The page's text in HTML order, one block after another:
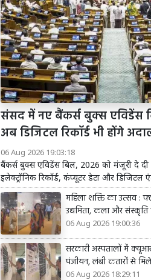
संसद में नए बैंकर्स बुक्स एविडेंस
अब डिजिटल रिकॉर्ड भी होंगे
06 Aug 2026 19:03:18
बैंकर्स बुक्स एविडेंस बिल, 2026 को मंजूरी दे
इलेक्ट्रॉनिक रिकॉर्ड, कंप्यूटर डेटा और डिजिटल
महिला शक्ति का उत्सव :
उद्यमिता, कला और
06 Aug 2026 19:00:36
सरकारी अस्पतालों में
पंजीयन, लंबी कतारों से
06 Aug 2026 18:29:11